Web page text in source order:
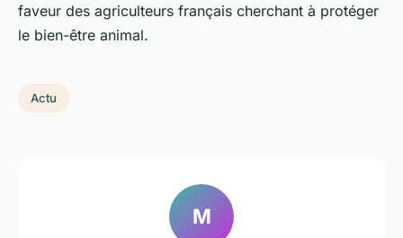
faveur des agriculteurs français cherchant à protéger
le bien-être animal.
Actu
M